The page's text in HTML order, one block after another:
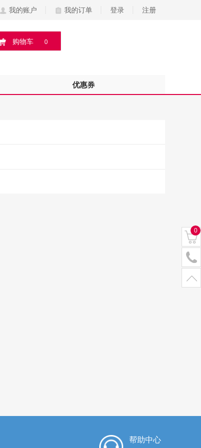
我的账户 我的订单 登录 注册
购物车 0
优惠券
帮助中心
0